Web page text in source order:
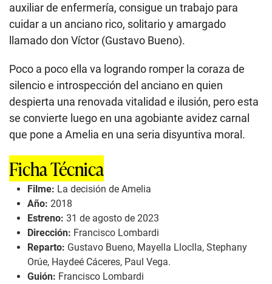
auxiliar de enfermería, consigue un trabajo para
cuidar a un anciano rico, solitario y amargado
llamado don Víctor (Gustavo Bueno).
Poco a poco ella va logrando romper la coraza de
silencio e introspección del anciano en quien
despierta una renovada vitalidad e ilusión, pero esta
se convierte luego en una agobiante avidez carnal
que pone a Amelia en una seria disyuntiva moral.
Ficha Técnica
Filme: La decisión de Amelia
Año: 2018
Estreno: 31 de agosto de 2023
Dirección: Francisco Lombardi
Reparto: Gustavo Bueno, Mayella Lloclla, Stephany
Orúe, Haydeé Cáceres, Paul Vega.
Guión: Francisco Lombardi